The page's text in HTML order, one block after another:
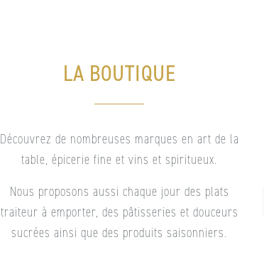
LA BOUTIQUE
Découvrez de nombreuses marques en art de la
table, épicerie fine et vins et spiritueux.
Nous proposons aussi chaque jour des plats
traiteur à emporter, des pâtisseries et douceurs
sucrées ainsi que des produits saisonniers.